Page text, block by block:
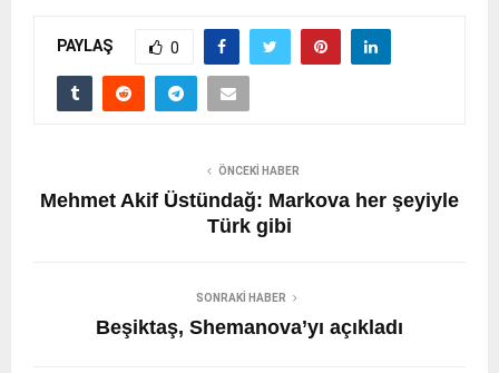
PAYLAŞ 0
ÖNCEKI HABER
Mehmet Akif Üstündağ: Markova her şeyiyle
Türk gibi
SONRAKI HABER
Beşiktaş, Shemanova’yı açıkladı